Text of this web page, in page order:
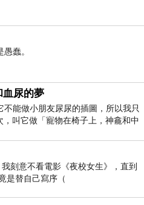
蠢。
血尿的夢
不能做小朋友尿尿的插圖，所以我只
，叫它做「寵物在椅子上，神龕和中
了。 六月底
刻意不看電影《夜校女生》，直到
是替自己寫序（